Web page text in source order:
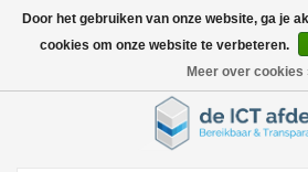
0artikelen
Door het gebruiken van onze website, ga je
cookies om onze website te verbeteren.
Meer over cookies